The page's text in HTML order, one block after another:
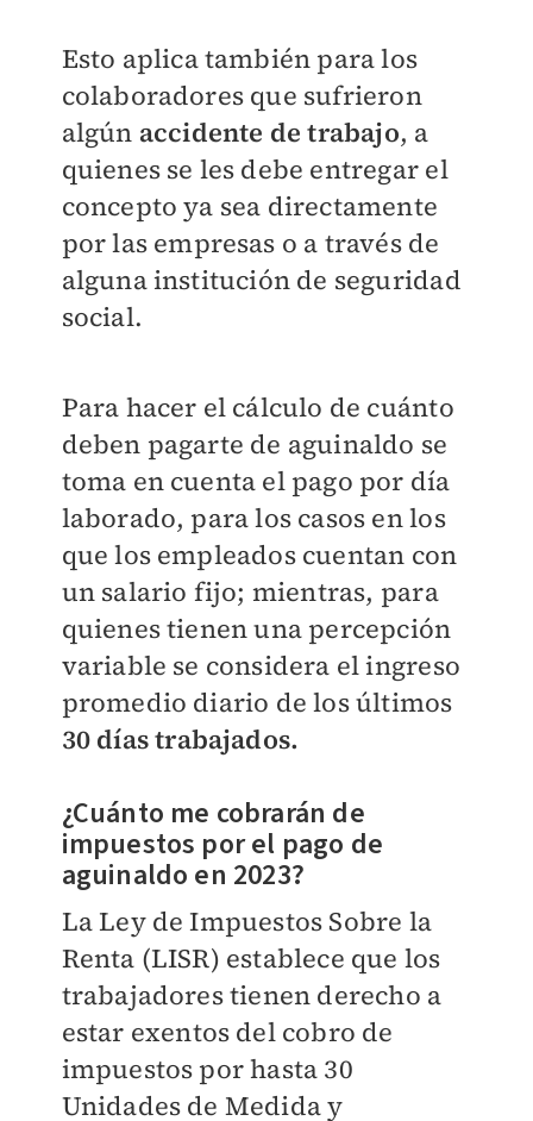
Esto aplica también para los
colaboradores que sufrieron
algún accidente de trabajo, a
quienes se les debe entregar el
concepto ya sea directamente
por las empresas o a través de
alguna institución de seguridad
social.
Para hacer el cálculo de cuánto
deben pagarte de aguinaldo se
toma en cuenta el pago por día
laborado, para los casos en los
que los empleados cuentan con
un salario fijo; mientras, para
quienes tienen una percepción
variable se considera el ingreso
promedio diario de los últimos
30 días trabajados.
¿Cuánto me cobrarán de
impuestos por el pago de
aguinaldo en 2023?
La Ley de Impuestos Sobre la
Renta (LISR) establece que los
trabajadores tienen derecho a
estar exentos del cobro de
impuestos por hasta 30
Unidades de Medida y